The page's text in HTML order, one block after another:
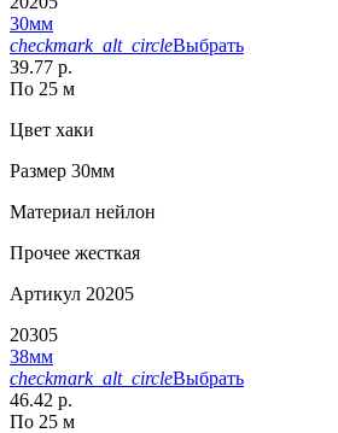
30мм
checkmark_alt_circleВыбрать
39.77 р.
По 25 м
Цвет хаки
Размер 30мм
Материал нейлон
Прочее жесткая
Артикул 20205
20305
38мм
checkmark_alt_circleВыбрать
46.42 р.
По 25 м